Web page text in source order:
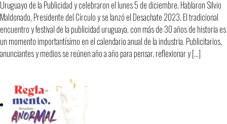
Uruguayo de la Publicidad y celebraron el lunes 5 de diciembre. Hablaron Silvio
Maldonado, Presidente del Círculo y se lanzó el Desachate 2023. El tradicional
encuentro y festival de la publicidad uruguaya, con más de 30 años de historia es
un momento importantísimo en el calendario anual de la industria. Publicitarios,
anunciantes y medios se reúnen año a año para pensar, reflexionar y […]